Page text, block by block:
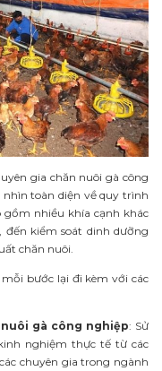
gia chăn nuôi gà công
toàn diện về quy trình
gồm nhiều khía cạnh khác
kiểm soát dinh dưỡng
chăn nuôi.
bước lại đi kèm với các
gà công nghiệp: Sử
nghiệm thực tế từ các
chuyên gia trong ngành